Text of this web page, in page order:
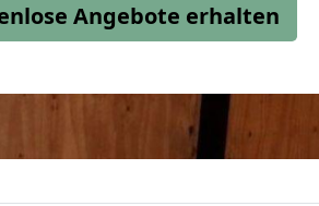
Angebote erhalten